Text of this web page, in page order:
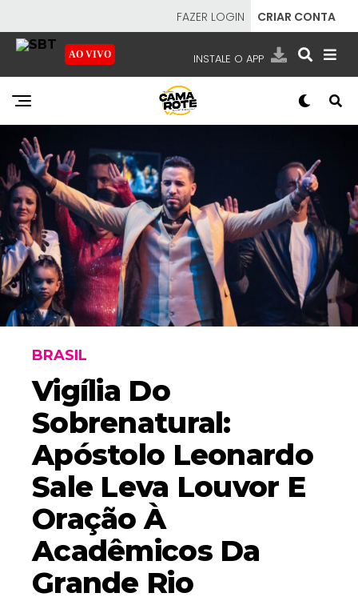
FAZER LOGIN CRIAR CONTA
AO VIVO INSTALE O APP
EMISSORAS
NOSSAS REDES
SBT- SISTEMA BRASILEIRO DE TELEVISÃO
BRASIL
Vigília Do
Sobrenatural:
Apóstolo Leonardo
Sale Leva Louvor E
Oração À
Acadêmicos Da
Grande Rio